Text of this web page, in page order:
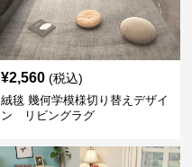
¥2,560 (税込)
絨毯 幾何学模様切り替えデザイ
ン リビングラグ